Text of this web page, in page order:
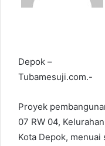
Depok –
Tubamesuji.com.-
Proyek
07 RW 04,
Kota Depok,